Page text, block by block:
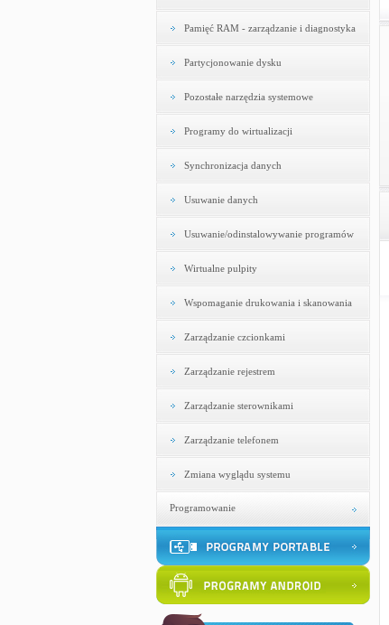
Pamięć RAM - zarządzanie i diagnostyka
Partycjonowanie dysku
Pozostałe narzędzia systemowe
Programy do wirtualizacji
Synchronizacja danych
Usuwanie danych
Usuwanie/odinstalowywanie programów
Wirtualne pulpity
Wspomaganie drukowania i skanowania
Zarządzanie czcionkami
Zarządzanie rejestrem
Zarządzanie sterownikami
Zarządzanie telefonem
Zmiana wyglądu systemu
Programowanie